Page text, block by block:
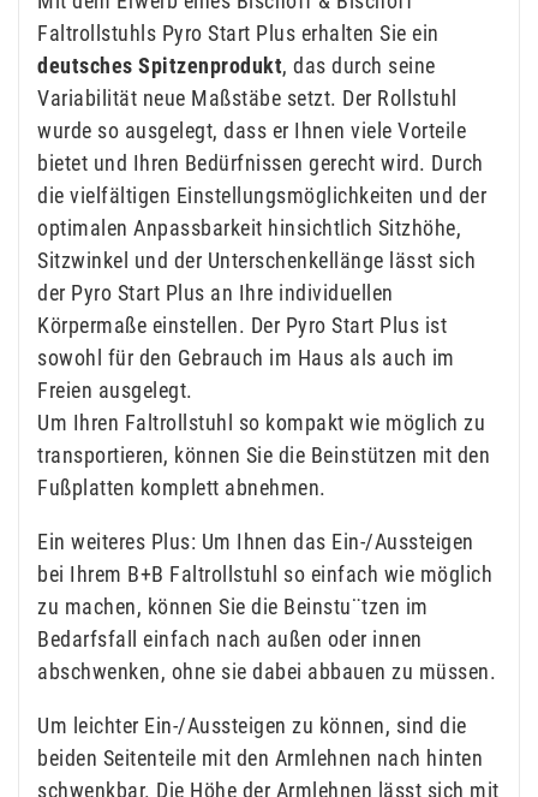
Faltrollstuhls Pyro Start Plus erhalten Sie ein
deutsches Spitzenprodukt, das durch seine
Variabilität neue Maßstäbe setzt. Der Rollstuhl
wurde so ausgelegt, dass er Ihnen viele Vorteile
bietet und Ihren Bedürfnissen gerecht wird. Durch
die vielfältigen Einstellungsmöglichkeiten und der
optimalen Anpassbarkeit hinsichtlich Sitzhöhe,
Sitzwinkel und der Unterschenkellänge lässt sich
der Pyro Start Plus an Ihre individuellen
Körpermaße einstellen. Der Pyro Start Plus ist
sowohl für den Gebrauch im Haus als auch im
Freien ausgelegt.
Um Ihren Faltrollstuhl so kompakt wie möglich zu
transportieren, können Sie die Beinstützen mit den
Fußplatten komplett abnehmen.
Ein weiteres Plus: Um Ihnen das Ein-/Aussteigen
bei Ihrem B+B Faltrollstuhl so einfach wie möglich
zu machen, können Sie die Beinstu¨tzen im
Bedarfsfall einfach nach außen oder innen
abschwenken, ohne sie dabei abbauen zu müssen.
Um leichter Ein-/Aussteigen zu können, sind die
beiden Seitenteile mit den Armlehnen nach hinten
schwenkbar. Die Höhe der Armlehnen lässt sich mit